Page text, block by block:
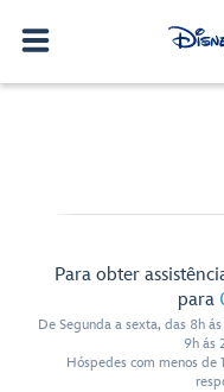
Para obter
para
De Segunda a sexta, das 8h
9h ás
Hóspedes com menos de